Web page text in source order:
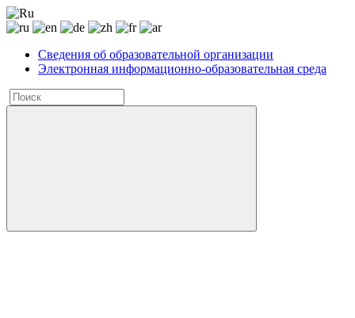
Сведения об образовательной организации
Электронная информационно-образовательная среда